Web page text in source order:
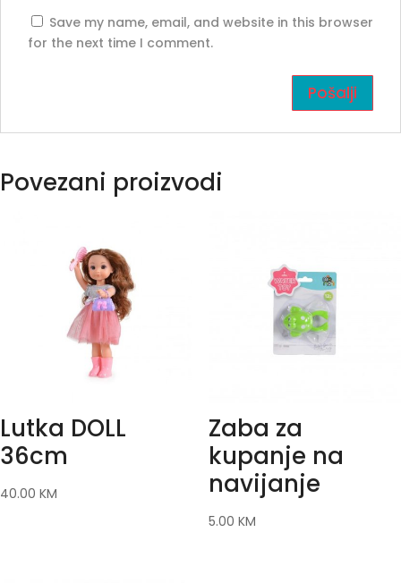
Save my name, email, and website in this browser
for the next time I comment.
Povezani proizvodi
Lutka DOLL
36cm
40.00 KM
Zaba za
kupanje na
navijanje
5.00 KM